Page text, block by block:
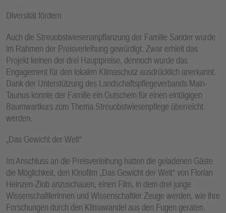
Diversität fördern
Auch die Streuobstwiesenanpflanzung der Familie Sander wurde
im Rahmen der Preisverleihung gewürdigt. Zwar erhielt das
Projekt keinen der drei Hauptpreise, dennoch wurde das
Engagement für den lokalen Klimaschutz ausdrücklich anerkannt.
Dank der Unterstützung des Landschaftspflegeverbands Main-
Taunus konnte der Familie ein Gutschein für einen eintägigen
Baumwartkurs zum Thema Streuobstwiesenpflege überreicht
werden.
„Das Gewicht der Welt“
Im Anschluss an die Preisverleihung hatten die geladenen Gäste
die Möglichkeit, den Kinofilm „Das Gewicht der Welt“ von Florian
Heinzen-Ziob anzuschauen, einen Film, in dem drei junge
Wissenschaftlerinnen und Wissenschaftler Zeuge werden, wie ihre
Forschungen durch den Klimawandel aus den Fugen geraten.